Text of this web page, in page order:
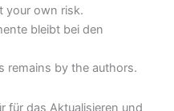
your own risk.
bleibt bei den
remains by the authors.
für das Aktualisieren und